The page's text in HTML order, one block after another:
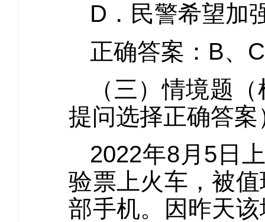
D．民警希望加
正确答案：B、
（三）情境题
提问选择正确答案
2022年8月5日
验票上火车，被
部手机。因昨天